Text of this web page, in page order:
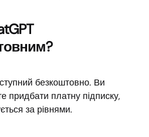
безкоштовно. Ви
придбати платну підписку,
за рівнями.